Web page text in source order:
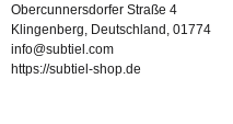
Obercunnersdorfer Straße 4
Klingenberg, Deutschland, 01774
info@subtiel.com
https://subtiel-shop.de